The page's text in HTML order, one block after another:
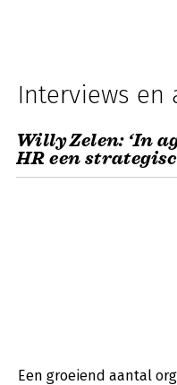
Interviews en
Willy Zelen: ‘In
HR een
Een groeiend aantal